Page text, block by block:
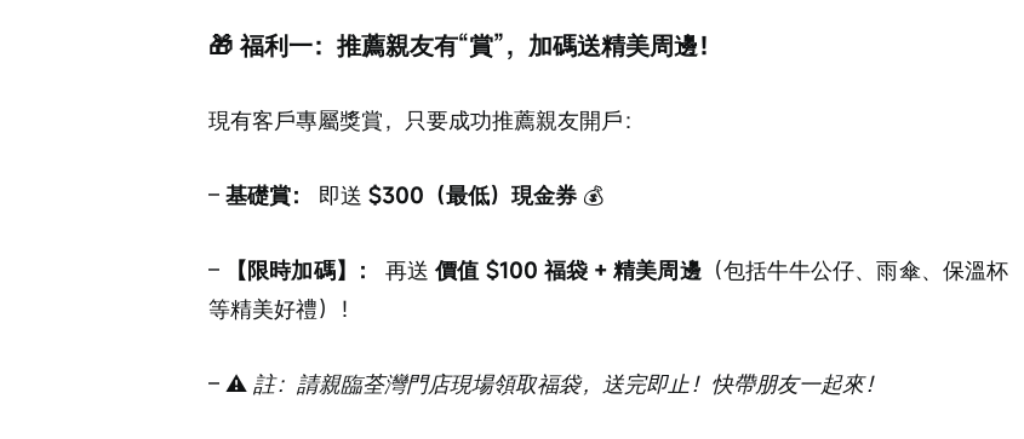
🎁 福利一：推薦親友有“賞”，加碼送精美周邊！
現有客戶專屬獎賞，只要成功推薦親友開戶：
– 基礎賞： 即送 $300（最低）現金券 💰
– 【限時加碼】： 再送 價值 $100 福袋 + 精美周邊（包括牛牛公仔、雨傘、保溫杯
等精美好禮）！
– ⚠️ 註：請親臨荃灣門店現場領取福袋，送完即止！快帶朋友一起來！